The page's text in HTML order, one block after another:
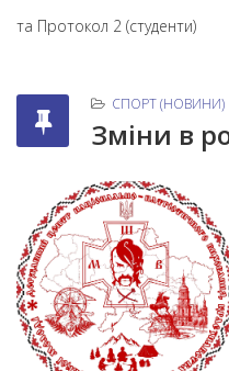
та Протокол 2 (студенти)
СПОРТ (НОВИНИ)
Зміни в